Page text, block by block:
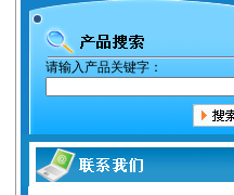
请输入产品关键字：